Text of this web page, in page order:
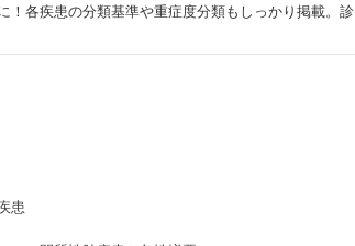
！各疾患の分類基準や重症度分類もしっかり掲載。診
患